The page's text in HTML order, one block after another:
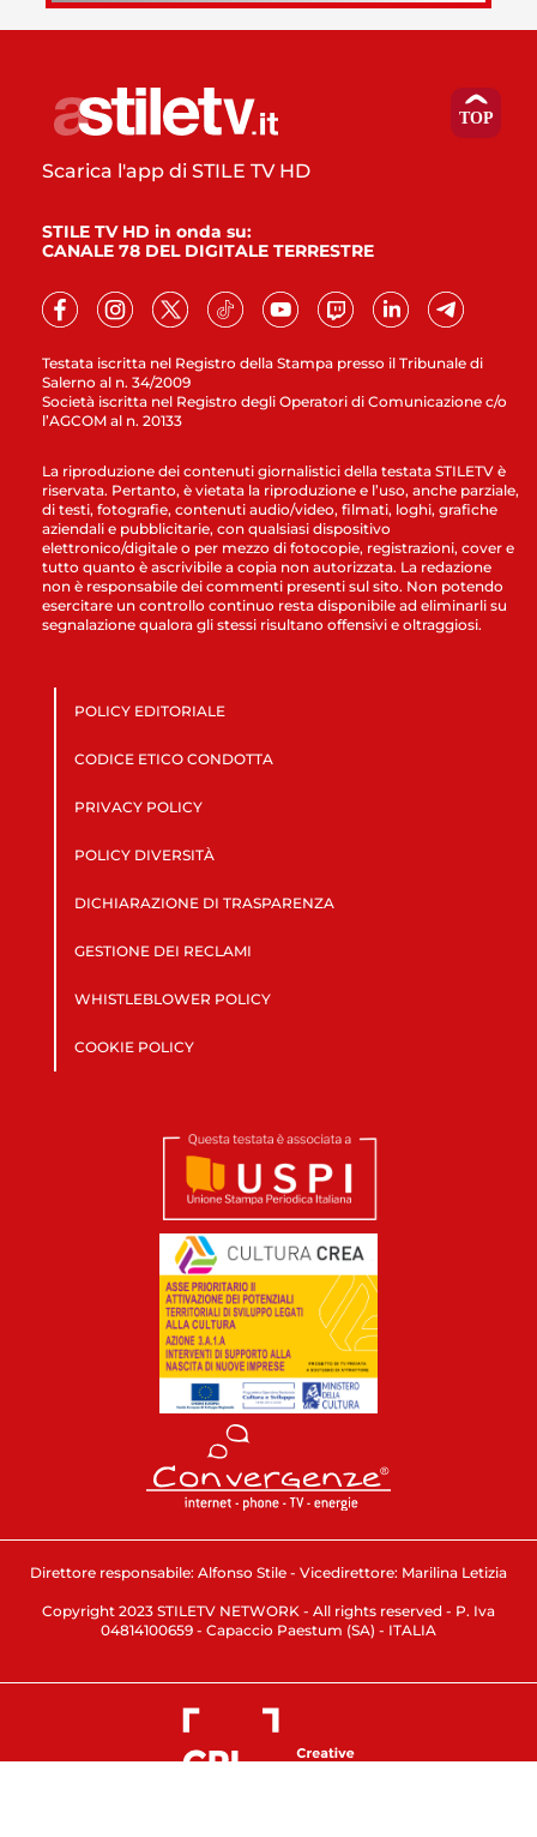
Testata iscritta nel Registro della Stampa presso il Tribunale di
Salerno al n. 34/2009
Società iscritta nel Registro degli Operatori di Comunicazione c/o
l’AGCOM al n. 20133
Scarica l'app di STILE TV HD
STILE TV HD in onda su:
CANALE 78 DEL DIGITALE TERRESTRE
La riproduzione dei contenuti giornalistici della testata STILETV è
riservata. Pertanto, è vietata la riproduzione e l’uso, anche parziale,
di testi, fotografie, contenuti audio/video, filmati, loghi, grafiche
aziendali e pubblicitarie, con qualsiasi dispositivo
elettronico/digitale o per mezzo di fotocopie, registrazioni, cover e
tutto quanto è ascrivibile a copia non autorizzata. La redazione
non è responsabile dei commenti presenti sul sito. Non potendo
esercitare un controllo continuo resta disponibile ad eliminarli su
segnalazione qualora gli stessi risultano offensivi e oltraggiosi.
POLICY EDITORIALE
CODICE ETICO CONDOTTA
PRIVACY POLICY
POLICY DIVERSITÀ
DICHIARAZIONE DI TRASPARENZA
GESTIONE DEI RECLAMI
WHISTLEBLOWER POLICY
COOKIE POLICY
Direttore responsabile: Alfonso Stile - Vicedirettore: Marilina Letizia
Copyright 2023 STILETV NETWORK - All rights reserved - P. Iva
04814100659 - Capaccio Paestum (SA) - ITALIA